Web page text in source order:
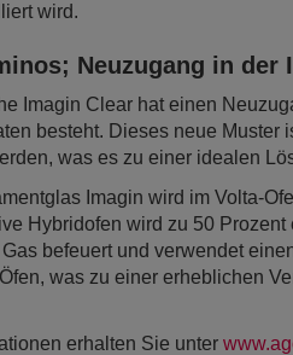
wird.
Neuzugang in der
Imagin Clear hat einen
besteht. Dieses neue Muster
was es zu einer idealen
Imagin wird im Volta-
Hybridofen wird zu 50
befeuert und verwendet
was zu einer erheblichen
erhalten Sie unter